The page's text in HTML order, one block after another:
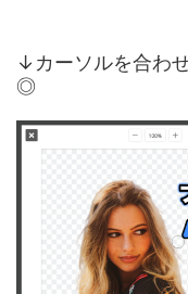
↓カーソルを合わ
◎